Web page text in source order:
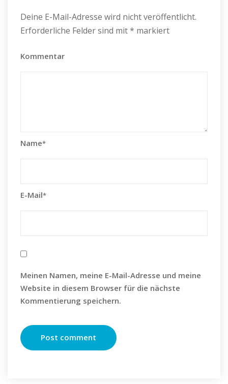
Deine E-Mail-Adresse wird nicht veröffentlicht.
Erforderliche Felder sind mit* markiert
Kommentar
Name*
E-Mail*
Meinen Namen, meine E-Mail-Adresse und meine
Website in diesem Browser für die nächste
Kommentierung speichern.